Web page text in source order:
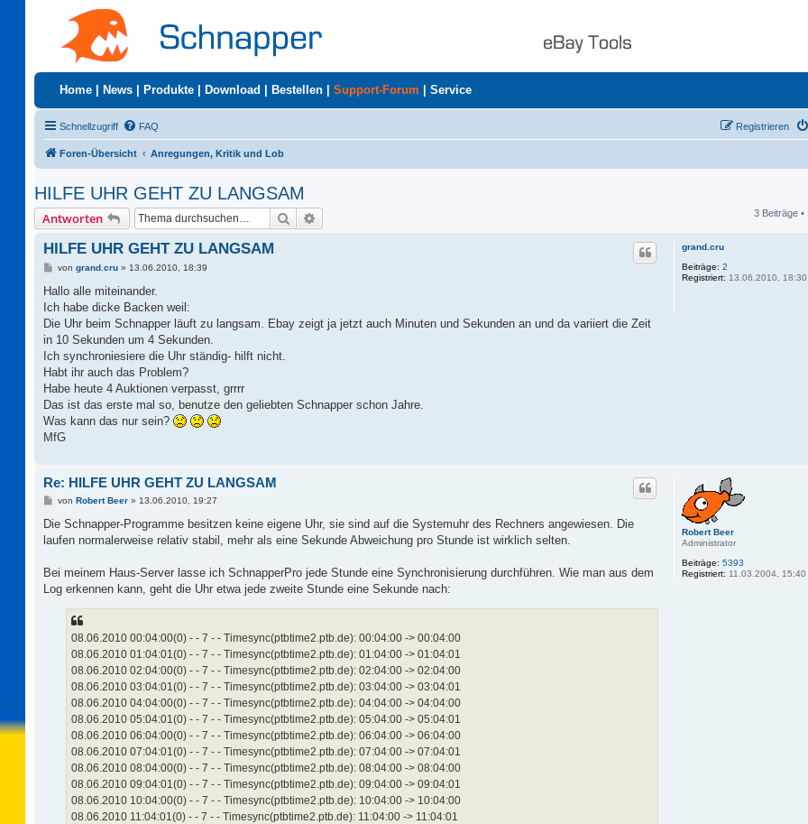
Home News Produkte Download Bestellen Support-Forum Service
Schnellzugriff FAQ Registrieren
Foren-Übersicht Anregungen, Kritik und Lob
HILFE UHR GEHT ZU LANGSAM
Antworten Suche 3 Beiträge •
grand.cru
Beiträge: 2
Registriert: 13.06.2010, 18:30
HILFE UHR GEHT ZU LANGSAM
B
i
r
a
von grand.cru» 13.06.2010, 18:39
Hallo alle miteinander.
Ich habe dicke Backen weil:
Die Uhr beim Schnapper läuft zu langsam. Ebay zeigt ja jetzt auch Minuten und Sekunden an und da variiert die Zeit
in 10 Sekunden um 4 Sekunden.
Ich synchroniesiere die Uhr ständig- hilft nicht.
Habt ihr auch das Problem?
Habe heute 4 Auktionen verpasst, grrrr
Das ist das erste mal so, benutze den geliebten Schnapper schon Jahre.
Was kann das nur sein?
MfG
Robert Beer
Administrator
Beiträge: 5393
Registriert: 11.03.2004, 15:40
Re: HILFE UHR GEHT ZU LANGSAM
B
i
r
von Robert Beer» 13.06.2010, 19:27
Die Schnapper-Programme besitzen keine eigene Uhr, sie sind auf die Systemuhr des Rechners angewiesen. Die
laufen normalerweise relativ stabil, mehr als eine Sekunde Abweichung pro Stunde ist wirklich selten.
Bei meinem Haus-Server lasse ich SchnapperPro jede Stunde eine Synchronisierung durchführen. Wie man aus dem
Log erkennen kann, geht die Uhr etwa jede zweite Stunde eine Sekunde nach:
08.06.2010 00:04:00(0) - - 7 - - Timesync(ptbtime2.ptb.de): 00:04:00 -> 00:04:00
08.06.2010 01:04:01(0) - - 7 - - Timesync(ptbtime2.ptb.de): 01:04:00 -> 01:04:01
08.06.2010 02:04:00(0) - - 7 - - Timesync(ptbtime2.ptb.de): 02:04:00 -> 02:04:00
08.06.2010 03:04:01(0) - - 7 - - Timesync(ptbtime2.ptb.de): 03:04:00 -> 03:04:01
08.06.2010 04:04:00(0) - - 7 - - Timesync(ptbtime2.ptb.de): 04:04:00 -> 04:04:00
08.06.2010 05:04:01(0) - - 7 - - Timesync(ptbtime2.ptb.de): 05:04:00 -> 05:04:01
08.06.2010 06:04:00(0) - - 7 - - Timesync(ptbtime2.ptb.de): 06:04:00 -> 06:04:00
08.06.2010 07:04:01(0) - - 7 - - Timesync(ptbtime2.ptb.de): 07:04:00 -> 07:04:01
08.06.2010 08:04:00(0) - - 7 - - Timesync(ptbtime2.ptb.de): 08:04:00 -> 08:04:00
08.06.2010 09:04:01(0) - - 7 - - Timesync(ptbtime2.ptb.de): 09:04:00 -> 09:04:01
08.06.2010 10:04:00(0) - - 7 - - Timesync(ptbtime2.ptb.de): 10:04:00 -> 10:04:00
08.06.2010 11:04:01(0) - - 7 - - Timesync(ptbtime2.ptb.de): 11:04:00 -> 11:04:01